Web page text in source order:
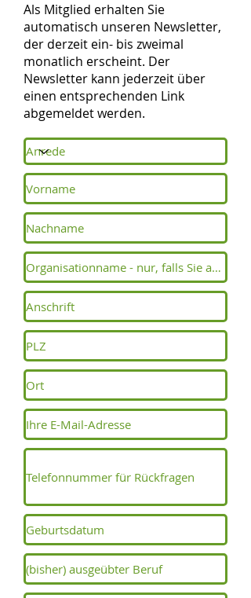
Als Mitglied erhalten Sie
automatisch unseren Newsletter,
der derzeit ein- bis zweimal
monatlich erscheint. Der
Newsletter kann jederzeit über
einen entsprechenden Link
abgemeldet werden.